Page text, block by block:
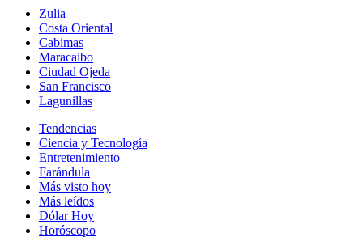
Zulia
Costa Oriental
Cabimas
Maracaibo
Ciudad Ojeda
San Francisco
Lagunillas
Tendencias
Ciencia y Tecnología
Entretenimiento
Farándula
Más visto hoy
Más leídos
Dólar Hoy
Horóscopo